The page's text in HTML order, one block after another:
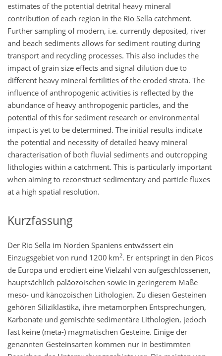
estimates of the potential detrital heavy mineral
contribution of each region in the Rio Sella catchment.
Further sampling of modern, i.e. currently deposited, river
and beach sediments allows for sediment routing during
transport and recycling processes. This also includes the
impact of grain size effects and signal dilution due to
different heavy mineral fertilities of the eroded strata. The
influence of anthropogenic activities is reflected by the
abundance of heavy anthropogenic particles, and the
potential of this for sediment research or environmental
impact is yet to be determined. The initial results indicate
the potential and necessity of detailed heavy mineral
characterisation of both fluvial sediments and outcropping
lithologies within a catchment. This is particularly important
when aiming to reconstruct sedimentary and particle fluxes
at a high spatial resolution.
Kurzfassung
Der Rio Sella im Norden Spaniens entwässert ein
Einzugsgebiet von rund 1200 km2. Er entspringt in den Picos
de Europa und erodiert eine Vielzahl von aufgeschlossenen,
hauptsächlich paläozoischen sowie in geringerem Maße
meso- und känozoischen Lithologien. Zu diesen Gesteinen
gehören Siliziklastika, ihre metamorphen Entsprechungen,
Karbonate und gemischte sedimentäre Lithologien, jedoch
fast keine (meta-) magmatischen Gesteine. Einige der
genannten Gesteinsarten kommen nur in bestimmten